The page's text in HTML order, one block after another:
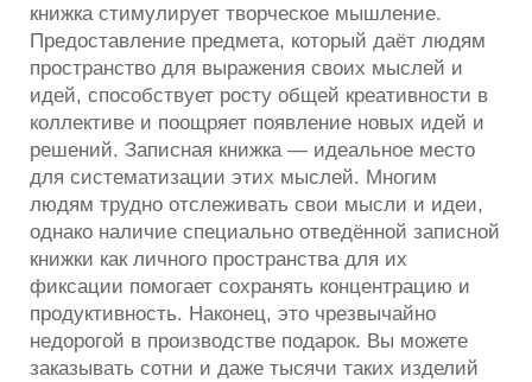
книжка стимулирует творческое мышление.
Предоставление предмета, который даёт людям
пространство для выражения своих мыслей и
идей, способствует росту общей креативности в
коллективе и поощряет появление новых идей и
решений. Записная книжка — идеальное место
для систематизации этих мыслей. Многим
людям трудно отслеживать свои мысли и идеи,
однако наличие специально отведённой записной
книжки как личного пространства для их
фиксации помогает сохранять концентрацию и
продуктивность. Наконец, это чрезвычайно
недорогой в производстве подарок. Вы можете
заказывать сотни и даже тысячи таких изделий